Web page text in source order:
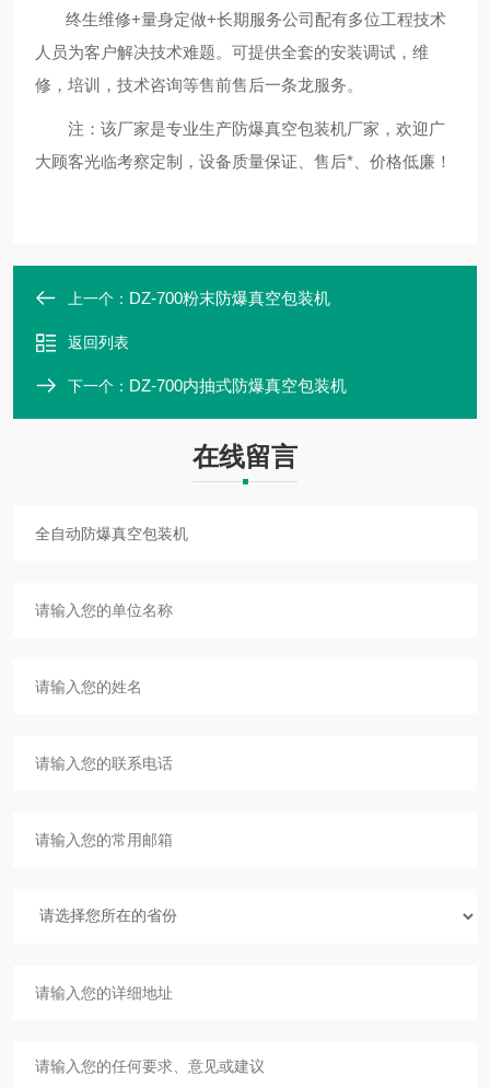
终生维修+量身定做+长期服务公司配有多位工程技术
人员为客户解决技术难题。可提供全套的安装调试，维
修，培训，技术咨询等售前售后一条龙服务。
注：该厂家是专业生产防爆真空包装机厂家，欢迎广
大顾客光临考察定制，设备质量保证、售后*、价格低廉！
上一个： DZ-700粉末防爆真空包装机
返回列表
下一个： DZ-700内抽式防爆真空包装机
在线留言